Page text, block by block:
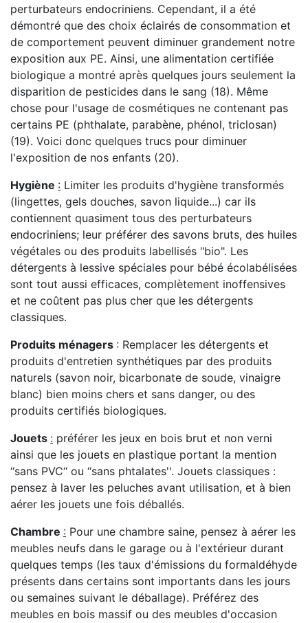
perturbateurs endocriniens. Cependant, il a été
démontré que des choix éclairés de consommation et
de comportement peuvent diminuer grandement notre
exposition aux PE. Ainsi, une alimentation certifiée
biologique a montré après quelques jours seulement la
disparition de pesticides dans le sang (18). Même
chose pour l'usage de cosmétiques ne contenant pas
certains PE (phthalate, parabène, phénol, triclosan)
(19). Voici donc quelques trucs pour diminuer
l'exposition de nos enfants (20).
Hygiène : Limiter les produits d'hygiène transformés
(lingettes, gels douches, savon liquide...) car ils
contiennent quasiment tous des perturbateurs
endocriniens; leur préférer des savons bruts, des huiles
végétales ou des produits labellisés "bio". Les
détergents à lessive spéciales pour bébé écolabélisées
sont tout aussi efficaces, complètement inoffensives
et ne coûtent pas plus cher que les détergents
classiques.
Produits ménagers : Remplacer les détergents et
produits d'entretien synthétiques par des produits
naturels (savon noir, bicarbonate de soude, vinaigre
blanc) bien moins chers et sans danger, ou des
produits certifiés biologiques.
Jouets : préférer les jeux en bois brut et non verni
ainsi que les jouets en plastique portant la mention
‘‘sans PVC‘‘ ou ‘‘sans phtalates''. Jouets classiques :
pensez à laver les peluches avant utilisation, et à bien
aérer les jouets une fois déballés.
Chambre : Pour une chambre saine, pensez à aérer les
meubles neufs dans le garage ou à l'extérieur durant
quelques temps (les taux d'émissions du formaldéhyde
présents dans certains sont importants dans les jours
ou semaines suivant le déballage). Préférez des
meubles en bois massif ou des meubles d'occasion